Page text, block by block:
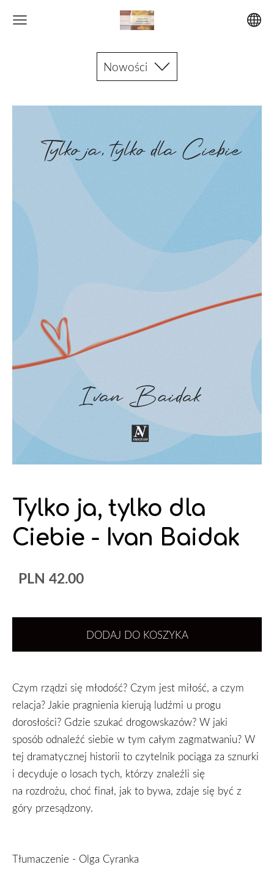
Nowości
Tylko ja, tylko dla
Ciebie - Ivan Baidak
PLN 42.00
DODAJ DO KOSZYKA
Czym rządzi się młodość? Czym jest miłość, a czym
relacja? Jakie pragnienia kierują ludźmi u progu
dorosłości? Gdzie szukać drogowskazów? W jaki
sposób odnaleźć siebie w tym całym zagmatwaniu? W
tej dramatycznej historii to czytelnik pociąga za sznurki
i decyduje o losach tych, którzy znaleźli się
na rozdrożu, choć finał, jak to bywa, zdaje się być z
góry przesądzony.
Tłumaczenie - Olga Cyranka